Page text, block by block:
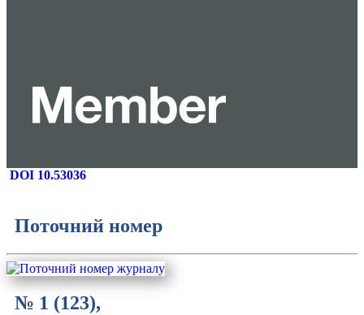
DOI 10.53036
Поточний номер
№ 1 (123),